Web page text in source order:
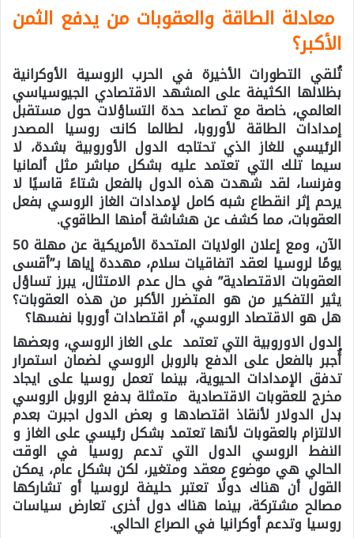
معادلة الطاقة والعقوبات من يدفع الثمن
الأكبر؟
تُلقي التطورات الأخيرة في الحرب الروسية الأوكرانية
بظلالها الكثيفة على المشهد الاقتصادي الجيوسياسي
العالمي، خاصة مع تصاعد حدة التساؤلات حول مستقبل
إمدادات الطاقة لأوروبا، لطالما كانت روسيا المصدر
الرئيسي للغاز الذي تحتاجه الدول الأوروبية بشدة، لا
سيما تلك التي تعتمد عليه بشكل مباشر مثل ألمانيا
وفرنسا، لقد شهدت هذه الدول بالفعل شتاءً قاسيًا لا
يرحم إثر انقطاع شبه كامل لإمدادات الغاز الروسي بفعل
العقوبات، مما كشف عن هشاشة أمنها الطاقوي.
الآن، ومع إعلان الولايات المتحدة الأمريكية عن مهلة 50
يومًا لروسيا لعقد اتفاقيات سلام، مهددة إياها بـ”أقسى
العقوبات الاقتصادية” في حال عدم الامتثال، يبرز تساؤل
يثير التفكير من هو المتضرر الأكبر من هذه العقوبات؟
هل هو الاقتصاد الروسي، أم اقتصادات أوروبا نفسها؟
الدول الاوروبية التي تعتمد على الغاز الروسي، وبعضها
أُجبر بالفعل على الدفع بالروبل الروسي لضمان استمرار
تدفق الإمدادات الحيوية، بينما تعمل روسيا على ايجاد
مخرج للعقوبات الاقتصادية متمثلة بدفع الروبل الروسي
بدل الدولار لأنقاذ اقتصادها و بعض الدول اجبرت بعدم
الالتزام بالعقوبات لأنها تعتمد بشكل رئيسي على الغاز و
النفط الروسي الدول التي تدعم روسيا في الوقت
الحالي هي موضوع معقد ومتغير، لكن بشكل عام، يمكن
القول أن هناك دولًا تعتبر حليفة لروسيا أو تشاركها
مصالح مشتركة، بينما هناك دول أخرى تعارض سياسات
روسيا وتدعم أوكرانيا في الصراع الحالي.